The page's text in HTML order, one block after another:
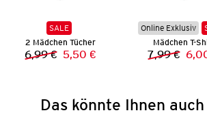
SALE
2 Mädchen Tücher
Vorheriger Preis:
6,99 € Neuer Preis:
5,50 €
Online Exklusiv
Mädchen T-
7,99 €
Das könnte Ihnen